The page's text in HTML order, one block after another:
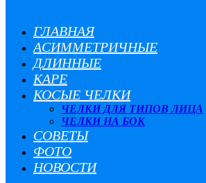
ГЛАВНАЯ
АСИММЕТРИЧНЫЕ
ДЛИННЫЕ
КАРЕ
КОСЫЕ ЧЕЛКИ
ЧЕЛКИ ДЛЯ ТИПОВ ЛИЦА
ЧЕЛКИ НА БОК
СОВЕТЫ
ФОТО
НОВОСТИ